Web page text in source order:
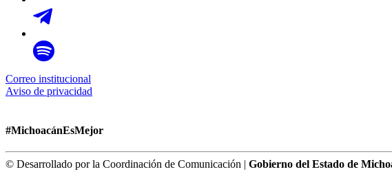
Correo institucional
Aviso de privacidad
#MichoacánEsMejor
© Desarrollado por la Coordinación de Comunicación | Gobierno del Estado de